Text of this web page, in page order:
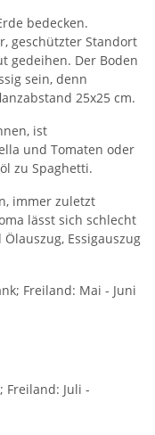
bedecken.
geschützter Standort
gedeihen. Der Boden
sein, denn
25x25 cm.
ist
und Tomaten oder
zu Spaghetti.
immer zuletzt
lässt sich schlecht
Essigauszug
Freiland: Mai - Juni
Freiland: Juli -